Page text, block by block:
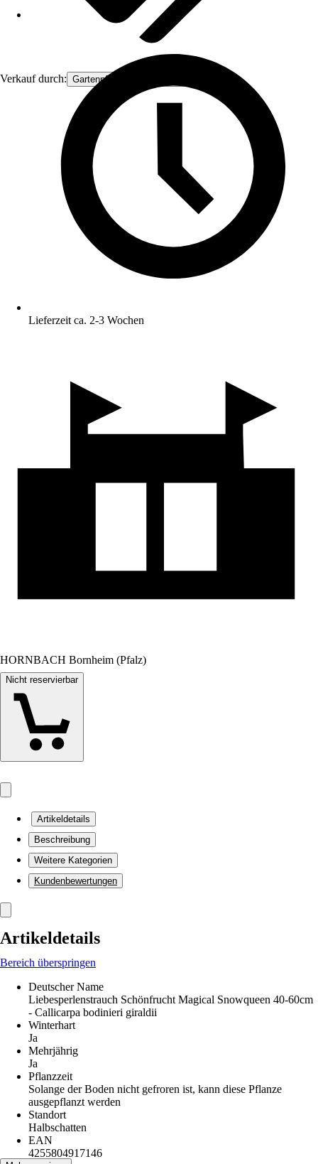
Verkauf durch: Gartenpflanzen Ammerland
Lieferzeit ca. 2-3 Wochen
HORNBACH Bornheim (Pfalz)
Nicht reservierbar
Artikeldetails
Beschreibung
Weitere Kategorien
Kundenbewertungen
Artikeldetails
Bereich überspringen
Deutscher Name
Liebesperlenstrauch Schönfrucht Magical Snowqueen 40-60cm
- Callicarpa bodinieri giraldii
Winterhart
Ja
Mehrjährig
Ja
Pflanzzeit
Solange der Boden nicht gefroren ist, kann diese Pflanze
ausgepflanzt werden
Standort
Halbschatten
EAN
4255804917146